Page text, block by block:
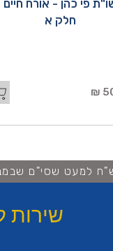
פי כהן - אורח חיים
חלק א
שירות